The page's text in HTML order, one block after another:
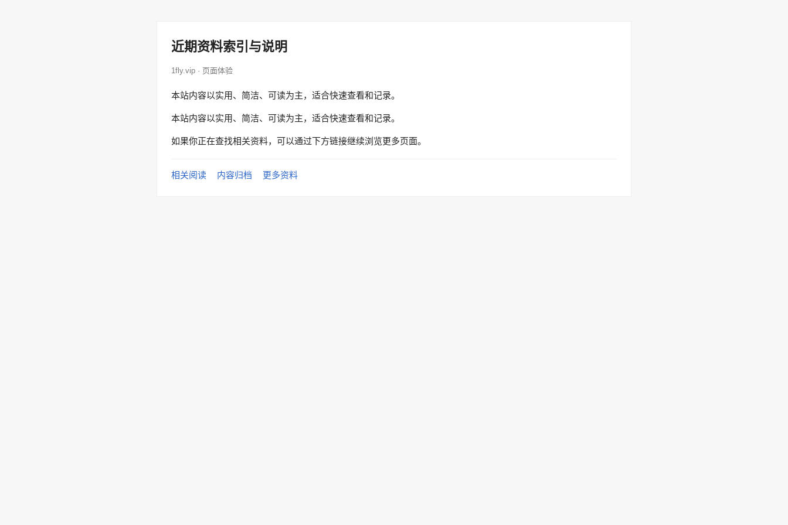
近期资料索引与说明
1fly.vip · 页面体验
本站内容以实用、简洁、可读为主，适合快速查看和记录。
本站内容以实用、简洁、可读为主，适合快速查看和记录。
如果你正在查找相关资料，可以通过下方链接继续浏览更多页面。
相关阅读 内容归档 更多资料